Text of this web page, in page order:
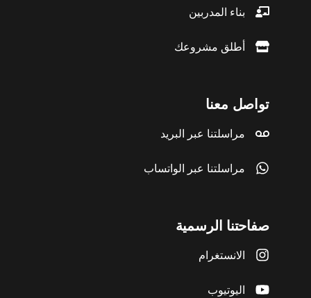
بناء المدربين
أطلق مشروعك
تواصل معنا
مراسلتنا عبر البريد
مراسلتنا عبر الواتساب
صفاحتنا الرسمية
الانستغرام
اليوتيوب